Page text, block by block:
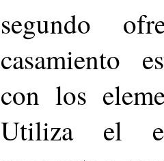
segundo
casamiento
con los
Utiliza el